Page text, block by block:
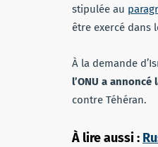
stipulée au
être exercé dans
À la demande
l’ONU a
contre Téhéran.
À lire aussi :